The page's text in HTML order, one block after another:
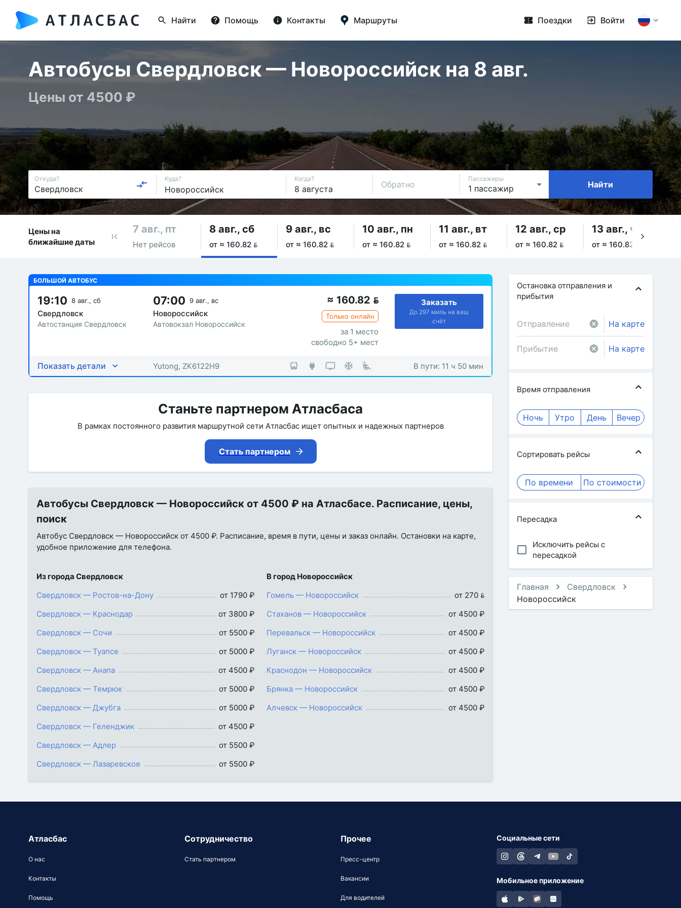
Найти Помощь Контакты Маршруты Поездки Войти
Автобусы Свердловск — Новороссийск на 8 авг.
Цены от 4500 ₽
Откуда? Куда? Когда?
Обратно
Пассажиры
Найти
Цены на
ближайшие даты
7 авг., пт
Нет рейсов
8 авг., сб
от ≈ 160.82 
9 авг., вс
от ≈ 160.82 
10 авг., пн
от ≈ 160.82 
11 авг., вт
от ≈ 160.82 
12 авг., ср
от ≈ 160.82 
13 авг., чт
от ≈ 160.82 
БОЛЬШОЙ АВТОБУС
19:10 8 авг., сб
Свердловск
Автостанция Свердловск
07:00 9 авг., вс
Новороссийск
Автовокзал Новороссийск
≈ 160.82 
Только онлайн
за 1 место
свободно 5+ мест
Заказать
До 297 миль на ваш
счёт
Показать детали Yutong, ZK6122H9 В пути: 11 ч 50 мин
Станьте партнером Атласбаса
В рамках постоянного развития маршрутной сети Атласбас ищет опытных и надежных партнеров
Стать партнером
Автобусы Свердловск — Новороссийск от 4500 ₽ на Атласбасе. Расписание, цены,
поиск
Автобус Свердловск — Новороссийск от 4500 ₽. Расписание, время в пути, цены и заказ онлайн. Остановки на карте,
удобное приложение для телефона.
Из города Свердловск
Свердловск — Ростов-на-Дону
от 1790 ₽
Свердловск — Краснодар
от 3800 ₽
Свердловск — Сочи
от 5500 ₽
Свердловск — Туапсе
от 5000 ₽
Свердловск — Анапа
от 4500 ₽
Свердловск — Темрюк
от 5000 ₽
Свердловск — Джубга
от 5000 ₽
Свердловск — Геленджик
от 4500 ₽
Свердловск — Адлер
от 5500 ₽
Свердловск — Лазаревское
от 5500 ₽
В город Новороссийск
Гомель — Новороссийск
от 270 
Стаханов — Новороссийск
от 4500 ₽
Перевальск — Новороссийск
от 4500 ₽
Луганск — Новороссийск
от 4500 ₽
Краснодон — Новороссийск
от 4500 ₽
Брянка — Новороссийск
от 4500 ₽
Алчевск — Новороссийск
от 4500 ₽
Остановка отправления и
прибытия
На карте
На карте
Время отправления
Ночь Утро День Вечер
Сортировать рейсы
По времени По стоимости
Пересадка
Исключить рейсы с
пересадкой
Главная
Свердловск
Новороссийск
Атласбас
О нас
Контакты
Помощь
Сотрудничество
Стать партнером
Прочее
Пресс-центр
Вакансии
Для водителей
Социальные сети
Мобильное приложение